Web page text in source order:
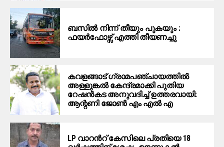
ബസിൽ നിന്ന് തീയും പുകയും :
ഫയർഫോഴ്സ് എത്തി തീയണച്ചു
കവളങ്ങാട്‌ ഗ്രാമപഞ്ചായത്തില്‍
അള്ളുങ്കൽ കേന്ദ്രമാക്കി പുതിയ
റേഷന്‍കട അനുവദിച്ച് ഉത്തരവായി:
ആന്റണി ജോൺ എം എൽ എ
LP വാറൻറ് കേസിലെ പ്രതിയെ 18